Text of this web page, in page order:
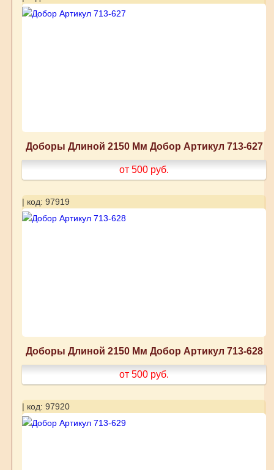
Доборы Длиной 2150 Мм Добор Артикул 713-627
от 500 руб.
| код: 97919
Доборы Длиной 2150 Мм Добор Артикул 713-628
от 500 руб.
| код: 97920